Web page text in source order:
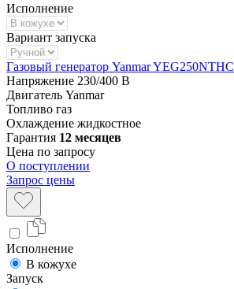
Исполнение
Вариант запуска
Газовый генератор Yanmar YEG250NTHC
Напряжение 230/400 В
Двигатель Yanmar
Топливо газ
Охлаждение жидкостное
Гарантия 12 месяцев
Цена по запросу
О поступлении
Запрос цены
Исполнение
В кожухе
Запуск